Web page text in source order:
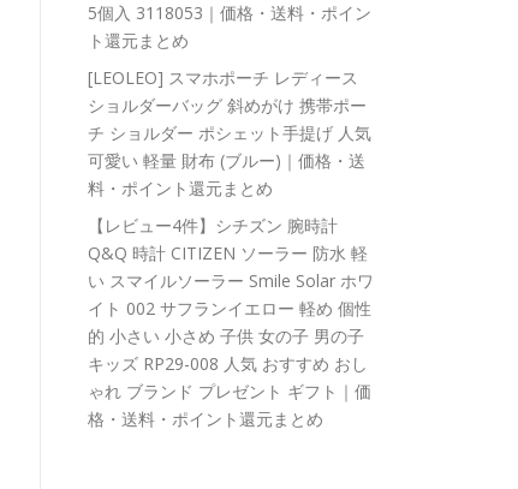
5個入 3118053｜価格・送料・ポイン
ト還元まとめ
[LEOLEO] スマホポーチ レディース
ショルダーバッグ 斜めがけ 携帯ポー
チ ショルダー ポシェット手提げ 人気
可愛い 軽量 財布 (ブルー)｜価格・送
料・ポイント還元まとめ
【レビュー4件】シチズン 腕時計
Q&Q 時計 CITIZEN ソーラー 防水 軽
い スマイルソーラー Smile Solar ホワ
イト 002 サフランイエロー 軽め 個性
的 小さい 小さめ 子供 女の子 男の子
キッズ RP29-008 人気 おすすめ おし
ゃれ ブランド プレゼント ギフト｜価
格・送料・ポイント還元まとめ